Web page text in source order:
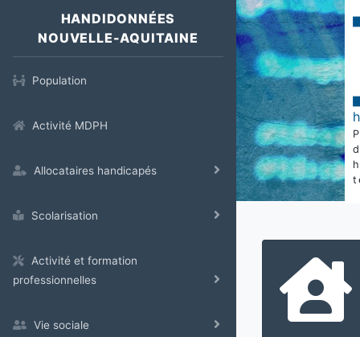
HANDIDONNÉES
NOUVELLE-AQUITAINE
Population
Activité MDPH
Allocataires handicapés
Scolarisation
Activité et formation
professionnelles
Vie sociale